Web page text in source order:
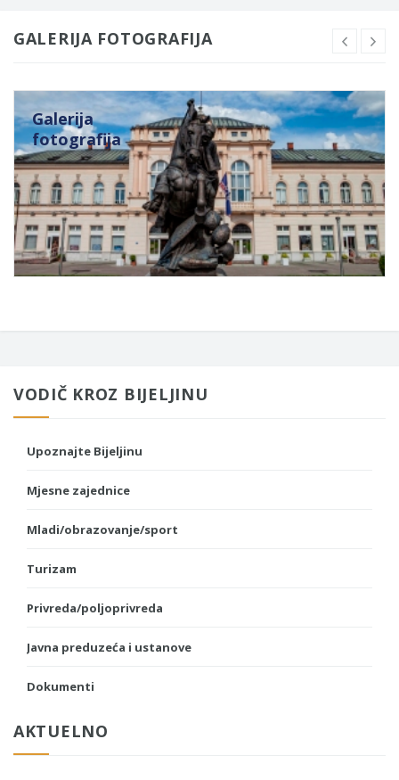
GALERIJA FOTOGRAFIJA
Galerija
fotografija
VODIČ KROZ BIJELJINU
Upoznajte Bijeljinu
Mjesne zajednice
Mladi/obrazovanje/sport
Turizam
Privreda/poljoprivreda
Javna preduzeća i ustanove
Dokumenti
AKTUELNO